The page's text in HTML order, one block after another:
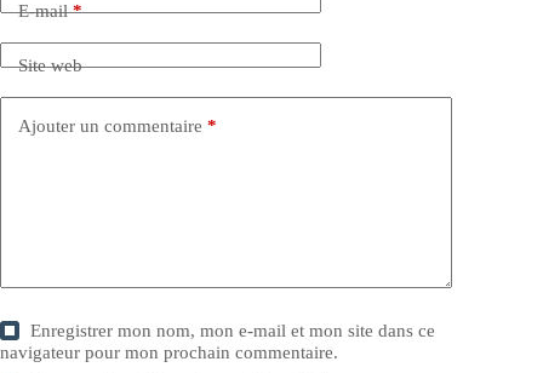
E-mail*
Site web
Ajouter un commentaire *
Enregistrer mon nom, mon e-mail et mon site dans ce
navigateur pour mon prochain commentaire.